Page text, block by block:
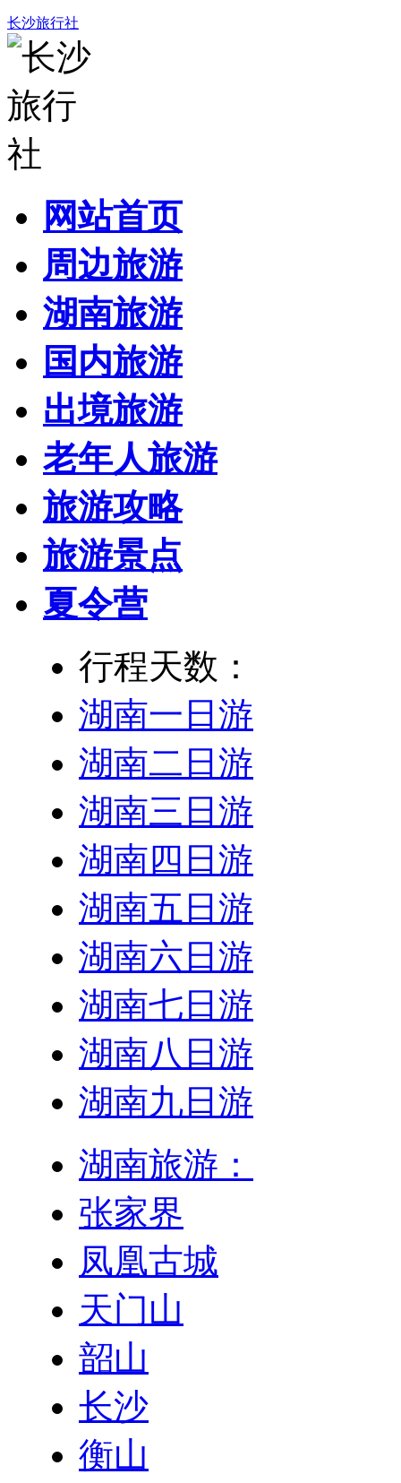
长沙旅行社
网站首页
周边旅游
湖南旅游
国内旅游
出境旅游
老年人旅游
旅游攻略
旅游景点
夏令营
行程天数：
湖南一日游
湖南二日游
湖南三日游
湖南四日游
湖南五日游
湖南六日游
湖南七日游
湖南八日游
湖南九日游
湖南旅游：
张家界
凤凰古城
天门山
韶山
长沙
衡山